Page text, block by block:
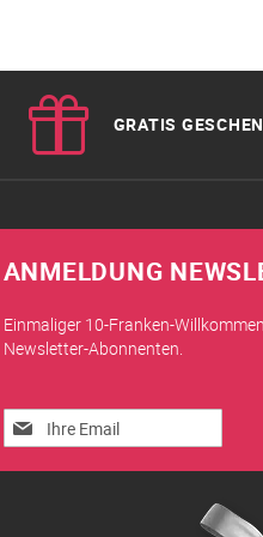
GRATIS
ANMELDUNG
Einmaliger 10-Franken-
Newsletter-Abonnenten.
Melden
Sie
sich